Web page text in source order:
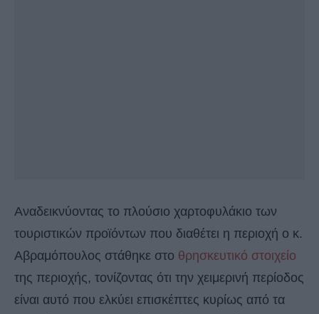
Αναδεικνύοντας το πλούσιο χαρτοφυλάκιο των
τουριστικών προϊόντων που διαθέτει η περιοχή ο κ.
Αβραμόπουλος στάθηκε στο θρησκευτικό στοιχείο
της περιοχής, τονίζοντας ότι την χειμερινή περίοδος
είναι αυτό που ελκύει επισκέπτες κυρίως από τα